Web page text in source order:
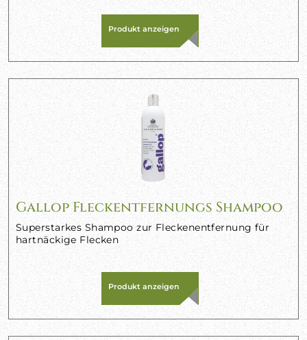
Produkt anzeigen
Gallop Fleckentfernungs Shampoo
Superstarkes Shampoo zur Fleckenentfernung für
hartnäckige Flecken
Produkt anzeigen